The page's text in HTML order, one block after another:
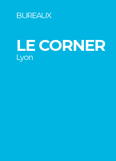
BUREAUX
LE CORNER
Lyon